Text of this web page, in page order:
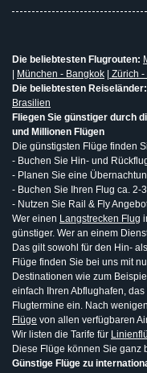
Die beliebtesten Flugrouten:
München - Bangkok
Zürich
Die beliebtesten Reiseländer:
Brasilien
Fliegen Sie günstiger durch
und Millionen Flügen
Die günstigsten Flüge finden
- Buchen Sie Hin- und
- Planen Sie eine
- Buchen Sie Ihren Flug ca. 2-
- Nutzen Sie Rail & Fly
Wer einen Langstrecken Flug
günstiger. Wer an einem
Das gilt sowohl für den Hin-
Flüge finden Sie bei uns mit
Destinationen wie zum
einfach Ihren Abflughafen,
Flugtermine ein. Nach
Flüge von allen verfügbaren
Wir listen die Tarife für
Diese Flüge können Sie ganz
Günstige Flüge zu